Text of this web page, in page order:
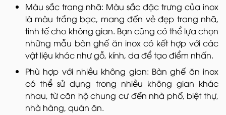
Màu sắc trang nhã: Màu sắc đặc trưng của inox
là màu trắng bạc, mang đến vẻ đẹp trang nhã,
tinh tế cho không gian. Bạn cũng có thể lựa chọn
những mẫu bàn ghế ăn inox có kết hợp với các
vật liệu khác như gỗ, kính, da để tạo điểm nhấn.
Phù hợp với nhiều không gian: Bàn ghế ăn inox
có thể sử dụng trong nhiều không gian khác
nhau, từ căn hộ chung cư đến nhà phố, biệt thự,
nhà hàng, quán ăn.